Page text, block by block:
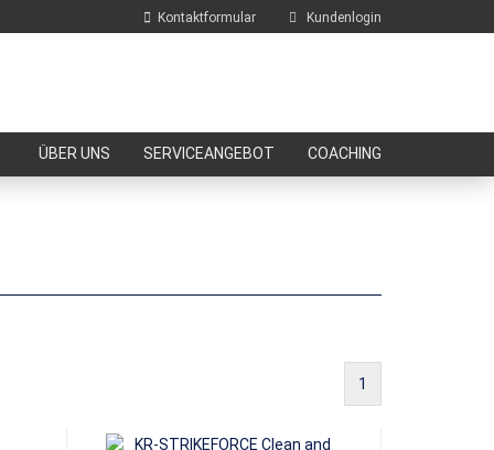
Kontaktformular Kundenlogin
E-Mail
ÜBER UNS SERVICEANGEBOT COACHING
1